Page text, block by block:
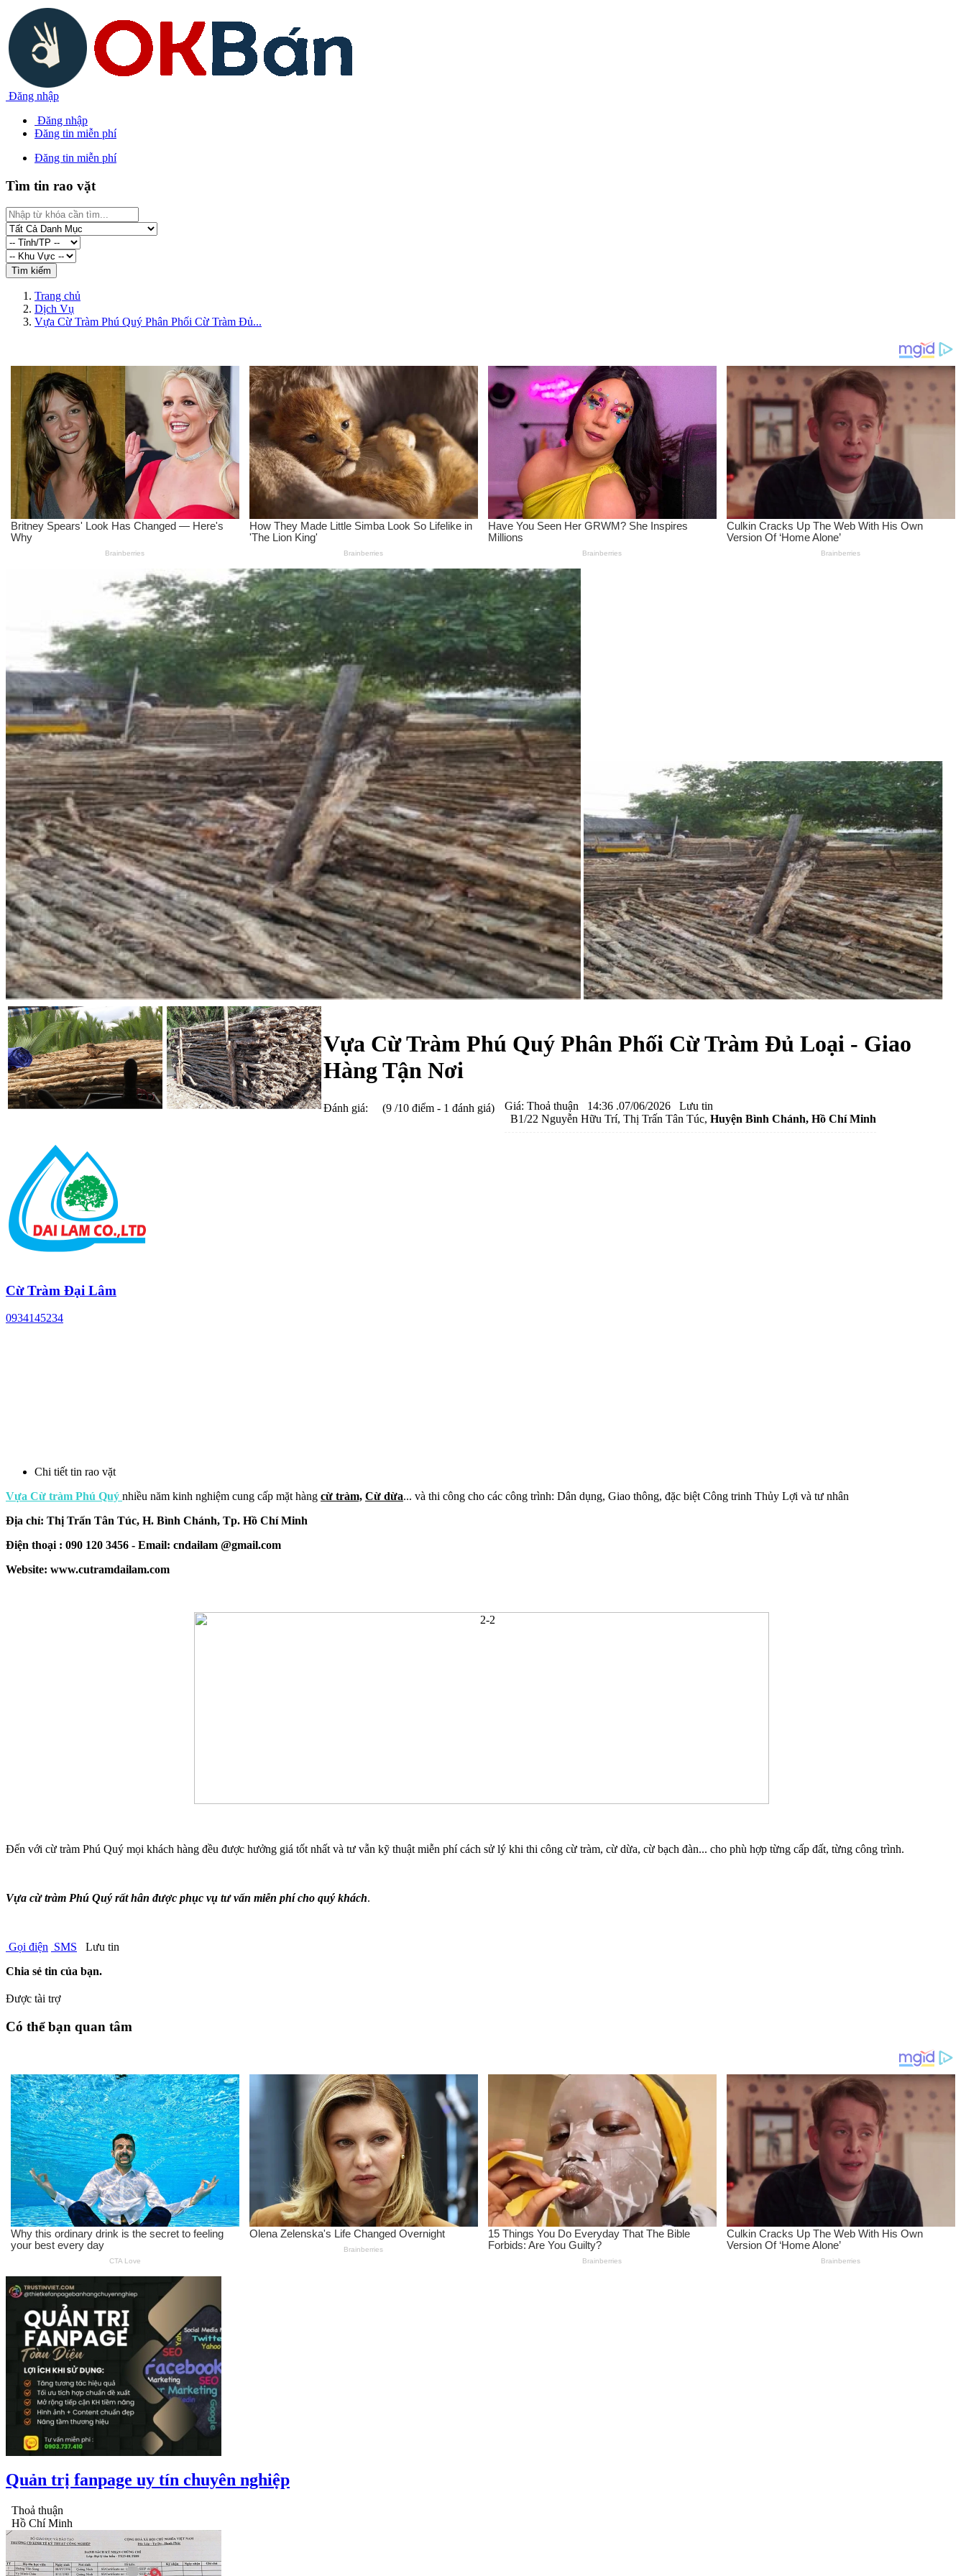
Đăng nhập
Đăng nhập
Đăng tin miễn phí
Đăng tin miễn phí
Tìm tin rao vặt
Trang chủ
Dịch Vụ
Vựa Cừ Tràm Phú Quý Phân Phối Cừ Tràm Đủ...
Vựa Cừ Tràm Phú Quý Phân Phối Cừ Tràm Đủ Loại - Giao
Hàng Tận Nơi
Đánh giá: (9 /10 điểm - 1 đánh giá) Giá:Thoả thuận 14:36 .07/06/2026
Lưu tin
B1/22 Nguyễn Hữu Trí, Thị Trấn Tân Túc,Huyện Bình Chánh, Hồ Chí Minh
Cừ Tràm Đại Lâm
0934145234
Chi tiết tin rao vặt
Vựa Cừ tràm Phú Quý nhiều năm kinh nghiệm cung cấp mặt hàng cừ tràm, Cừ dừa... và thi công cho các công trình: Dân dụng, Giao thông, đặc biệt Công trinh Thủy Lợi và tư nhân
Địa chỉ: Thị Trấn Tân Túc, H. Bình Chánh, Tp. Hồ Chí Minh
Điện thoại : 090 120 3456 - Email: cndailam @gmail.com
Website: www.cutramdailam.com
Đến với cừ tràm Phú Quý mọi khách hàng đều được hưởng giá tốt nhất và tư vẫn kỹ thuật miễn phí cách sử lý khi thi công cừ tràm, cừ dừa, cừ bạch đàn... cho phù hợp từng cấp đất, từng công trình.
Vựa cừ tràm Phú Quý rất hân được phục vụ tư vấn miễn phí cho quý khách.
Gọi điện SMS
Lưu tin
Chia sẻ tin của bạn.
Được tài trợ
Có thể bạn quan tâm
Quản trị fanpage uy tín chuyên nghiệp
Thoả thuận
Hồ Chí Minh